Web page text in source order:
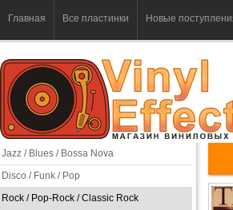
Главная Все пластинки Новые
Jazz / Blues / Bossa Nova
Disco / Funk / Pop
Rock / Pop-Rock / Classic Rock